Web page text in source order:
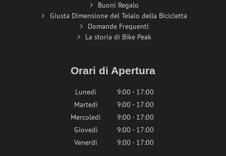
Buoni Regalo
Giusta Dimensione del Telaio della Bicicletta
Domande Frequenti
La storia di Bike Peak
Orari di Apertura
Lunedì
9:00 - 17:00
Martedì
9:00 - 17:00
Mercoledì
9:00 - 17:00
Giovedì
9:00 - 17:00
Venerdì
9:00 - 17:00